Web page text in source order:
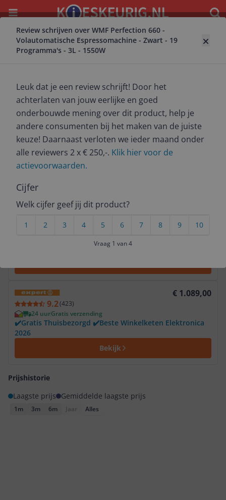
Menu
Terug naar koffiezetapparaat
WMF Perfection 660 - Volautomatische
8.8(44)
Review schrijven over WMF Perfection 660 -
Volautomatische Espressomachine - Zwart - 19
Programma's - 3L - 1550W
Leuk dat je een review schrijft! Door het
achterlaten van jouw eerlijke en goed
onderbouwde mening over dit product, help je
andere consumenten bij het maken van de juiste
keuze! Daarnaast verloten we ieder maand onder
alle reviewers 2 x € 250,-. Klik hier voor de
actievoorwaarden.
Cijfer
Welk cijfer geef jij dit product?
10
9
8
7
6
5
4
3
2
1
Vraag 1 van 4
Alle 3 prijzen en aanbieders
Meest populaire keuze
Laagste prijs
8.4(2166 )
€ 1.039,00
24 uurGratis verzending
Bekijk product
5.4 227
Gratis verzending
Bestel online, haal dezelfde dag op in de winkel!
Bekijk product
9.2(423)
€ 1.089,00
24 uurGratis verzending
✔️Gratis Thuisbezorgd ✔️Beste Winkelketen Elektronica
2026
Bekijk
Prijshistorie
Laagste prijs
Gemiddelde laagste prijs
1m 3m 6m Jaar Alles